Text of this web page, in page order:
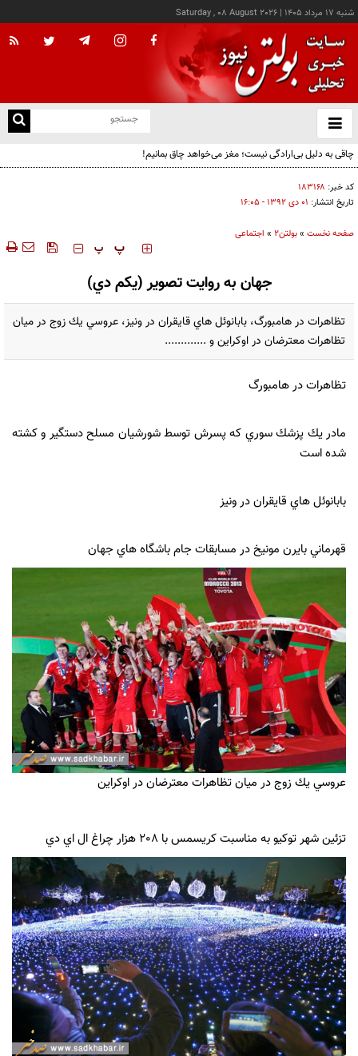
شنبه ۱۷ مرداد ۱۴۰۵ |
Saturday , 08 August 2026
باز
و
چاقی به دلیل بی‌ارادگی نیست؛ مغز می‌خواهد چاق بمانیم!
کد خبر: ۱۸۳۱۶۸
تاریخ انتشار: ۰۱ دی ۱۳۹۲ - ۱۶:۰۵
صفحه نخست »بولتن2 » اجتماعی
‍‍‍ پ پ
جهان به روايت تصوير (یکم دي)
تظاهرات در هامبورگ، بابانوئل هاي قايقران در ونيز، عروسي يك زوج در ميان
تظاهرات معترضان در اوكراين و .............
تظاهرات در هامبورگ
مادر يك پزشك سوري كه پسرش توسط شورشيان مسلح دستگير و كشته
شده است
بابانوئل هاي قايقران در ونيز
قهرماني بايرن مونيخ در مسابقات جام باشگاه هاي جهان
عروسي يك زوج در ميان تظاهرات معترضان در اوكراين
تزئين شهر توكيو به مناسبت كريسمس با 208 هزار چراغ ال اي دي